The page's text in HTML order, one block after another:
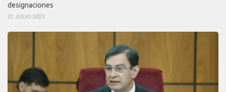
designaciones
31 JULIO 2023